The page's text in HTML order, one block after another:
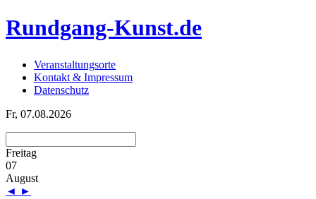
Rundgang-Kunst.de
Veranstaltungsorte
Kontakt & Impressum
Datenschutz
Fr, 07.08.2026
Freitag
07
August
◄ ►